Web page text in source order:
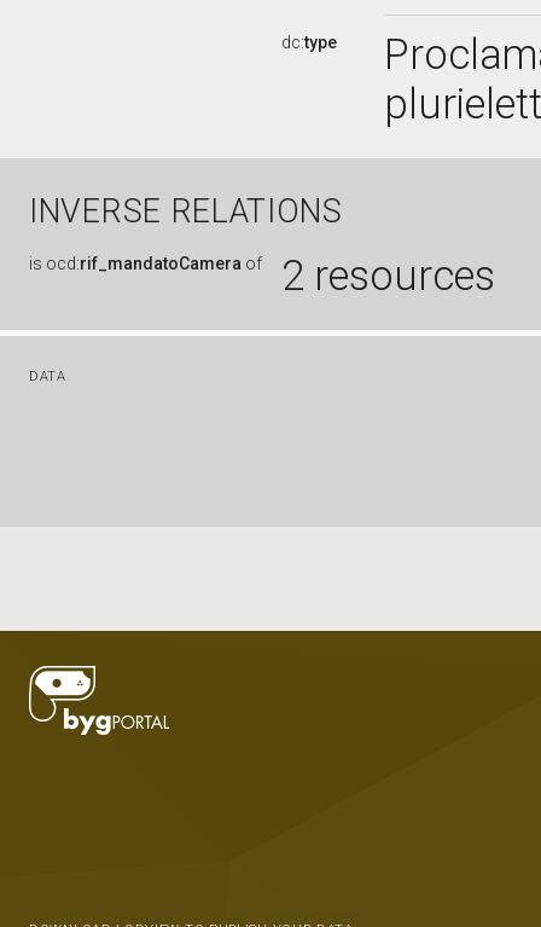
dc:type
INVERSE RELATIONS
is ocd:rif_mandatoCamera of 2 resources
DATA